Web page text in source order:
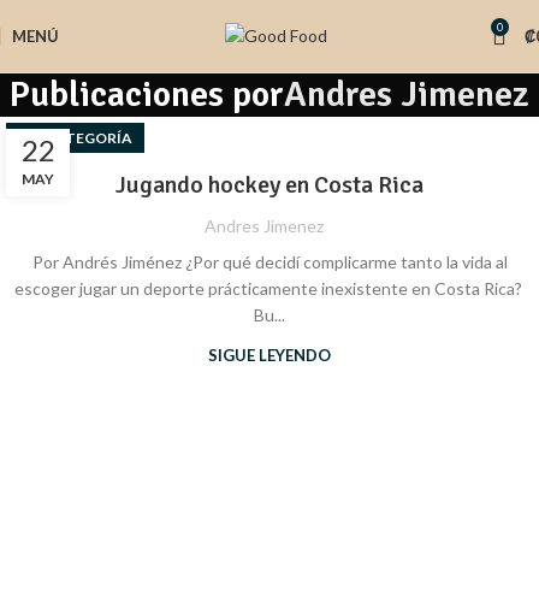
MENÚ 0 ₡
Publicaciones porAndres Jimenez
22
MAY
SIN CATEGORÍA
Jugando hockey en Costa Rica
Andres Jimenez
Por Andrés Jiménez ¿Por qué decidí complicarme tanto la vida al
escoger jugar un deporte prácticamente inexistente en Costa Rica?
Bu...
SIGUE LEYENDO